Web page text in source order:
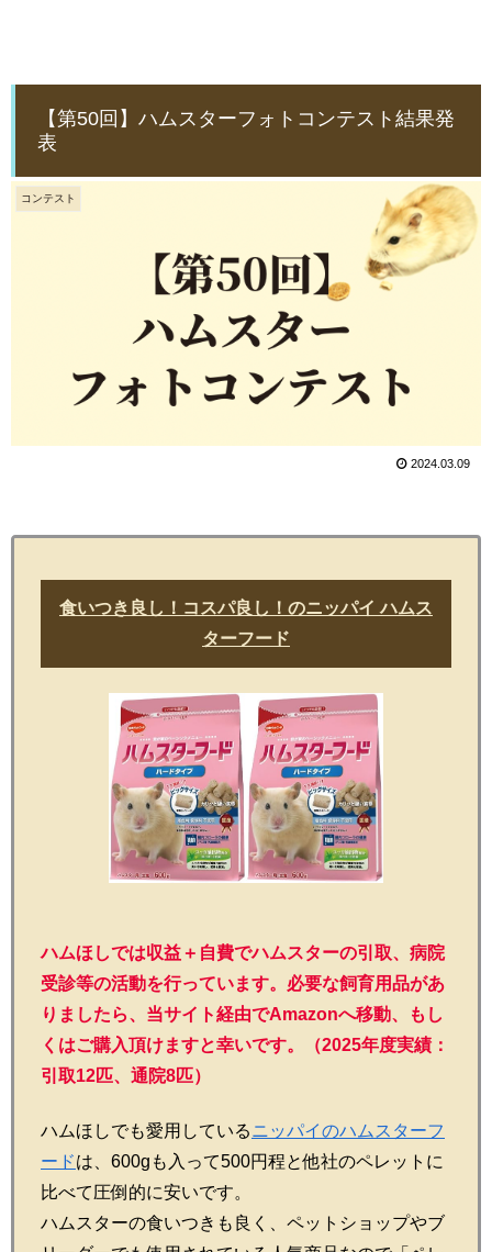
【第50回】ハムスターフォトコンテスト結果発
表
コンテスト
2024.03.09
食いつき良し！コスパ良し！のニッパイ ハムス
ターフード
ハムほしでは収益＋自費でハムスターの引取、病院
受診等の活動を行っています。必要な飼育用品があ
りましたら、当サイト経由でAmazonへ移動、もし
くはご購入頂けますと幸いです。（2025年度実績：
引取12匹、通院8匹）
ハムほしでも愛用しているニッパイのハムスターフ
ードは、600gも入って500円程と他社のペレットに
比べて圧倒的に安いです。
ハムスターの食いつきも良く、ペットショップやブ